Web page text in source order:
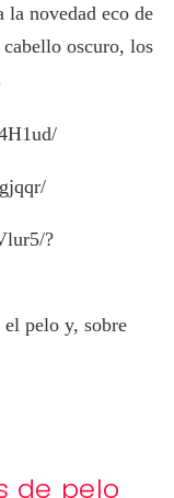
la novedad eco de
oscuro, los
?
pelo y, sobre
de pelo